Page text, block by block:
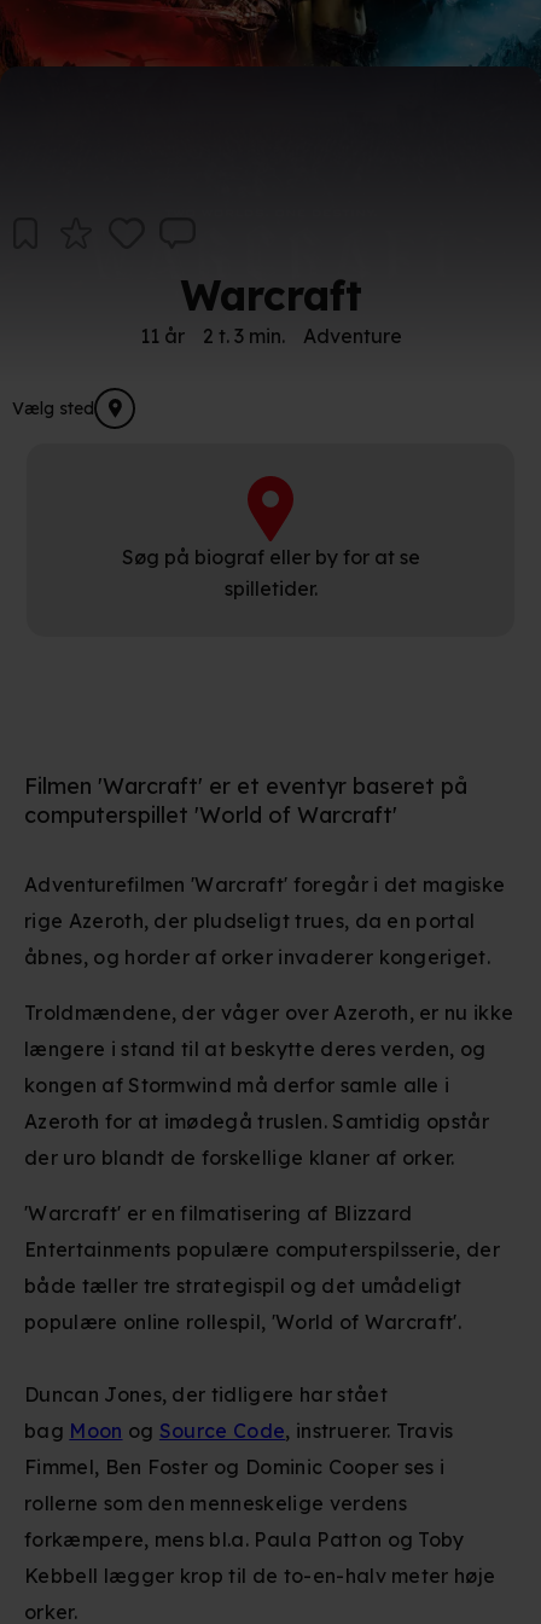
Warcraft
11 år 2 t. 3 min. Adventure
Vælg sted
Søg på biograf eller by for at se
spilletider.
Filmen 'Warcraft' er et eventyr baseret på
computerspillet 'World of Warcraft'
Adventurefilmen 'Warcraft' foregår i det magiske
rige Azeroth, der pludseligt trues, da en portal
åbnes, og horder af orker invaderer kongeriget.
Troldmændene, der våger over Azeroth, er nu ikke
længere i stand til at beskytte deres verden, og
kongen af Stormwind må derfor samle alle i
Azeroth for at imødegå truslen. Samtidig opstår
der uro blandt de forskellige klaner af orker.
'Warcraft' er en filmatisering af Blizzard
Entertainments populære computerspilsserie, der
både tæller tre strategispil og det umådeligt
populære online rollespil, 'World of Warcraft'.
Duncan Jones, der tidligere har stået
bag Moon og Source Code, instruerer. Travis
Fimmel, Ben Foster og Dominic Cooper ses i
rollerne som den menneskelige verdens
forkæmpere, mens bl.a. Paula Patton og Toby
Kebbell lægger krop til de to-en-halv meter høje
orker.